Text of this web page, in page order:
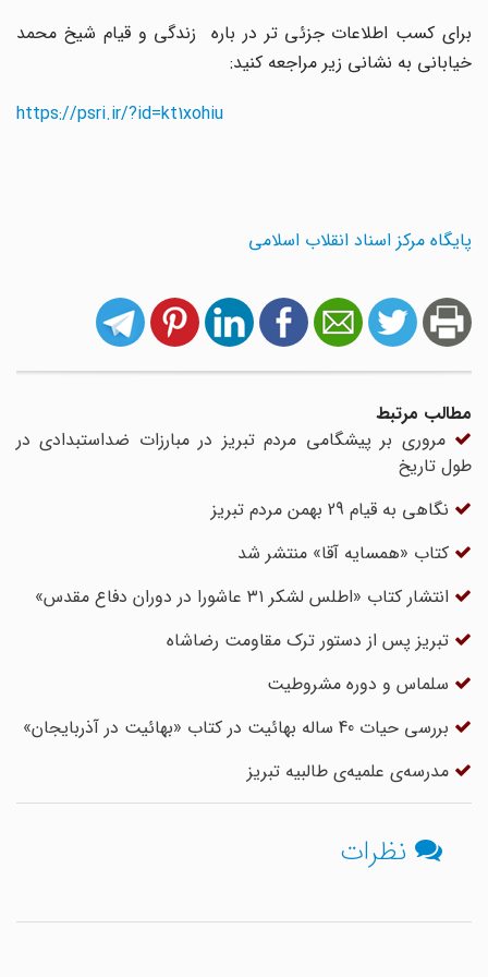
برای کسب اطلاعات جزئی تر در باره زندگی و قیام شیخ محمد
خیابانی به نشانی زیر مراجعه کنید:
https://psri.ir/?id=kt1xohiu
پایگاه مرکز اسناد انقلاب اسلامی
مطالب مرتبط
مروری بر پیشگامی مردم تبریز در مبارزات ضداستبدادی در
طول تاریخ
نگاهی به قیام 29 بهمن مردم تبریز
کتاب «همسایه‌ آقا» منتشر شد
انتشار کتاب «اطلس لشکر ۳۱ عاشورا در دوران دفاع مقدس»
تبریز پس از دستور ترک مقاومت رضاشاه
سلماس و دوره مشروطیت
بررسی حیات 40 ساله بهائیت در کتاب «بهائیت در آذربایجان»
مدرسه‌ی علمیه‌ی طالبیه تبریز
نظرات